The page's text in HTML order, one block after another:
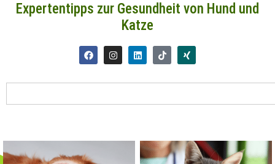
Expertentipps zur Gesundheit von Hund und
Katze